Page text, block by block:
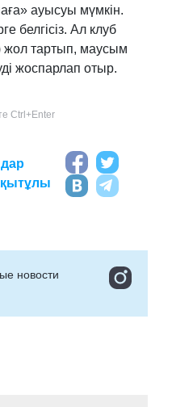
ауысуы мүмкін.
белгісіз. Ал клуб
жол тартып, маусым
жоспарлап отыр.
Ctrl+Enter
новости